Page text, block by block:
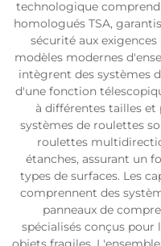
technologique
homologués TSA,
sécurité aux
modèles modernes
intègrent des systèmes
d'une fonction
à différentes tailles et
systèmes de roulettes
roulettes
étanches, assurant un
types de surfaces. Les
comprennent des
panneaux de
spécialisés conçus pour